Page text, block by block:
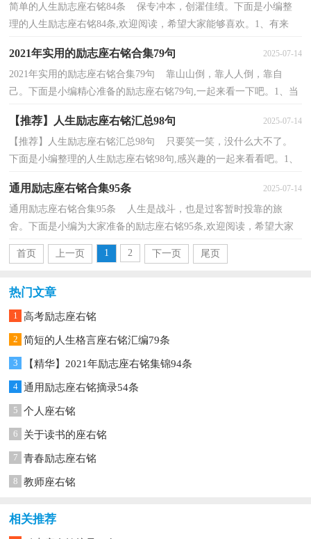
简单的人生励志座右铭84条 保专冲本，创濯佳绩。下面是小编整
理的人生励志座右铭84条,欢迎阅读，希望大家能够喜欢。1、有来
2021年实用的励志座右铭合集79句 2025-07-14
2021年实用的励志座右铭合集79句 靠山山倒，靠人人倒，靠自
己。下面是小编精心准备的励志座右铭79句,一起来看一下吧。1、当
【推荐】人生励志座右铭汇总98句 2025-07-14
【推荐】人生励志座右铭汇总98句 只要笑一笑，没什么大不了。
下面是小编整理的人生励志座右铭98句,感兴趣的一起来看看吧。1、
通用励志座右铭合集95条 2025-07-14
通用励志座右铭合集95条 人生是战斗，也是过客暂时投靠的旅
舍。下面是小编为大家准备的励志座右铭95条,欢迎阅读，希望大家
能够喜欢。1、不发奋，则心日颓废。不检束，则心日恣肆...
首页
上一页 1 2 下一页 尾页
热门文章
1 高考励志座右铭
2 简短的人生格言座右铭汇编79条
3 【精华】2021年励志座右铭集锦94条
4 通用励志座右铭摘录54条
5 个人座右铭
6 关于读书的座右铭
7 青春励志座右铭
8 教师座右铭
相关推荐